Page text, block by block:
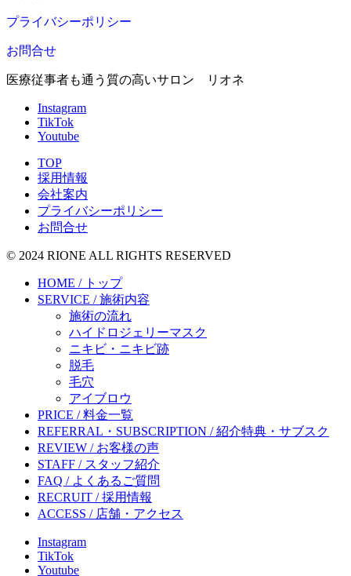
プライバシーポリシー
お問合せ
医療従事者も通う質の高いサロン リオネ
Instagram
TikTok
Youtube
TOP
採用情報
会社案内
プライバシーポリシー
お問合せ
© 2024 RIONE ALL RIGHTS RESERVED
HOME / トップ
SERVICE / 施術内容
施術の流れ
ハイドロジェリーマスク
ニキビ・ニキビ跡
脱毛
毛穴
アイブロウ
PRICE / 料金一覧
REFERRAL・SUBSCRIPTION / 紹介特典・サブスク
REVIEW / お客様の声
STAFF / スタッフ紹介
FAQ / よくあるご質問
RECRUIT / 採用情報
ACCESS / 店舗・アクセス
Instagram
TikTok
Youtube